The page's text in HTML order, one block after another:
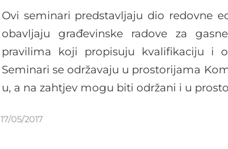
Ovi seminari predstavljaju dio redovne
obavljaju građevinske radove za
pravilima koji propisuju kvalifikaciju i
Seminari se održavaju u prostorijama
u, a na zahtjev mogu biti održani i u
17/05/2017